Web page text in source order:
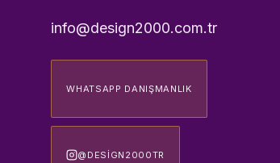
info@design2000.com.tr
WHATSAPP DANIŞMANLIK
@DESIGN2000TR